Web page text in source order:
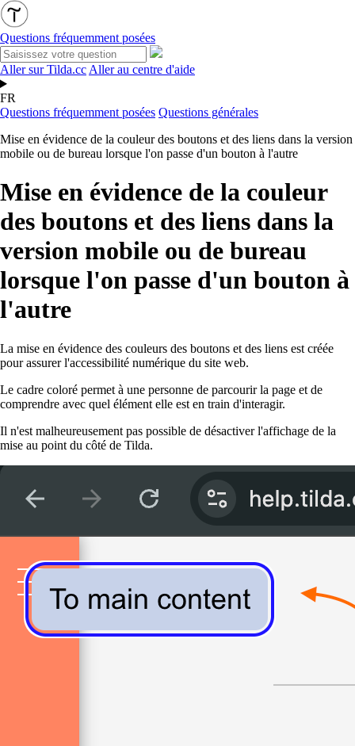
Questions fréquemment posées
Aller sur Tilda.cc Aller au centre d'aide
FR
Questions fréquemment posées Questions générales
Mise en évidence de la couleur des boutons et des liens dans la version
mobile ou de bureau lorsque l'on passe d'un bouton à l'autre
Mise en évidence de la couleur
des boutons et des liens dans la
version mobile ou de bureau
lorsque l'on passe d'un bouton à
l'autre
La mise en évidence des couleurs des boutons et des liens est créée
pour assurer l'accessibilité numérique du site web.
Le cadre coloré permet à une personne de parcourir la page et de
comprendre avec quel élément elle est en train d'interagir.
Il n'est malheureusement pas possible de désactiver l'affichage de la
mise au point du côté de Tilda.